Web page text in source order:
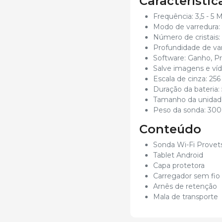
Frequência: 3,5 - 5
Modo de
Número de cristais:
Profundidade de
Software: Ganho,
Salve imagens e
Escala de cinza:
Duração da bateria:
Tamanho da
Peso da sonda:
Conteúdo
Sonda Wi-Fi
Tablet Android
Capa protetora
Carregador sem fio
Arnês de retenção
Mala de transporte